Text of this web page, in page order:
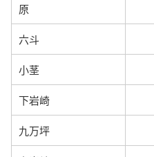
原
六斗
小茎
下岩崎
九万坪